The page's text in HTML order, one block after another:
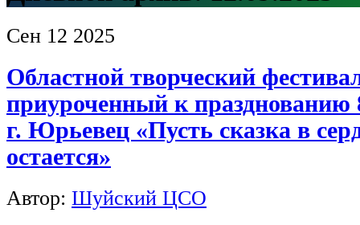
Сен 12 2025
Областной творческий
приуроченный к празднованию
г. Юрьевец «Пусть сказка в
остается»
Автор: Шуйский ЦСО